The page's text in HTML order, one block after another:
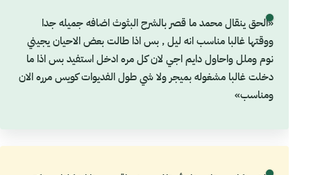
«الحق ينقال محمد ما قصر بالشرح البثوث اضافه جميله جدا
ووقتها غالبا مناسب انه ليل , بس اذا طالت بعض الاحيان يجيني
نوم وملل واحاول دايم اجي لان كل مره ادخل استفيد بس اذا ما
دخلت غالبا مشغوله بميجر ولا شي طول الفديوات كويس مرره الان
ومناسب»